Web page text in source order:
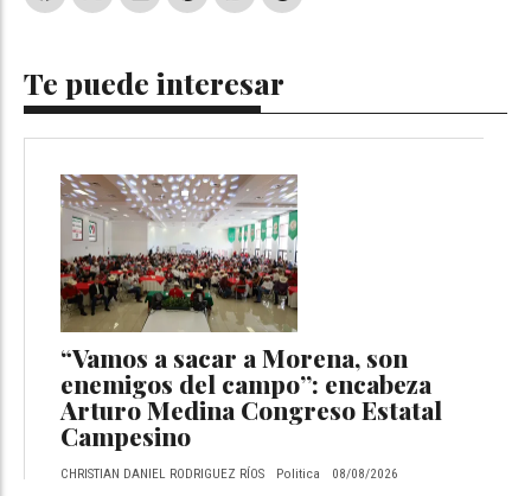
Te puede interesar
“Vamos a sacar a Morena, son
enemigos del campo”: encabeza
Arturo Medina Congreso Estatal
Campesino
CHRISTIAN DANIEL RODRIGUEZ RÍOS Politica 08/08/2026